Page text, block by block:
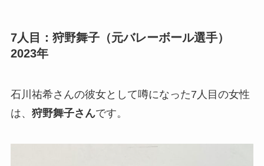
7人目：狩野舞子（元バレーボール選手）
2023年
石川祐希さんの彼女として噂になった7人目の女性
は、 狩野舞子さんです。